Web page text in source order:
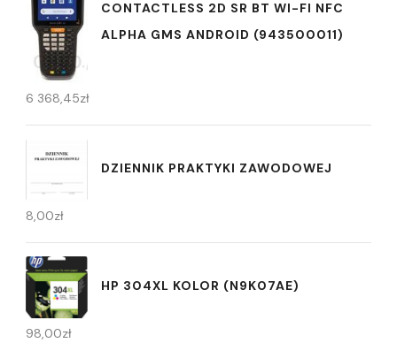
CONTACTLESS 2D SR BT WI-FI NFC
ALPHA GMS ANDROID (943500011)
6 368,45zł
DZIENNIK PRAKTYKI ZAWODOWEJ
8,00zł
HP 304XL KOLOR (N9K07AE)
98,00zł